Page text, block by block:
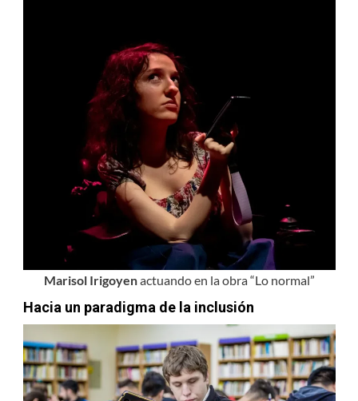
Marisol Irigoyenactuando en la obra “Lo normal”
Hacia un paradigma de la inclusión